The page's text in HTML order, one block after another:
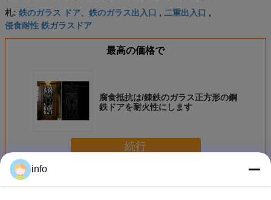
札: 鉄のガラス ドア、鉄のガラス出入口 , 二重出入口 ,
侵食耐性 鉄ガラスドア
最高の価格で
腐食抵抗は/錬鉄のガラス正方形の鋼
鉄ドアを耐火性にします
続行
多く錬鉄ガラス
info